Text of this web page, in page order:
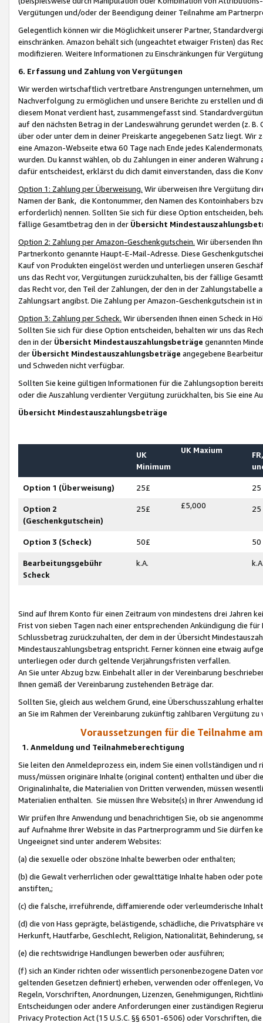
Vergütungen und/oder der Beendigung deiner Teilnahme am
Gelegentlich können wir die Möglichkeit unserer Partner,
einschränken. Amazon behält sich (ungeachtet etwaiger Fristen) das
modifizieren. Weitere Informationen zu Einschränkungen für
6. Erfassung und Zahlung von Vergütungen
Wir werden wirtschaftlich vertretbare Anstrengungen unternehmen,
Nachverfolgung zu ermöglichen und unsere Berichte zu erstellen und
diesem Monat verdient hast, zusammengefasst sind.
auf den nächsten Betrag in der Landeswährung gerundet werden (z.
über oder unter dem in deiner Preiskarte angegebenen Satz liegt.
eine Amazon-Webseite etwa 60 Tage nach Ende jedes
wurden. Du kannst wählen, ob du Zahlungen in einer anderen
dafür entscheidest, erklärst du dich damit einverstanden, dass die
Option 1: Zahlung per Überweisung. Wir überweisen Ihre Vergütung
Namen der Bank, die Kontonummer, den Namen des Kontoinhabers
erforderlich) nennen. Sollten Sie sich für diese Option entscheiden,
fällige Gesamtbetrag den in der Übersicht
Option 2: Zahlung per Amazon-Geschenkgutschein. Wir übersenden
Partnerkonto genannte Haupt-E-Mail-Adresse. Diese
Kauf von Produkten eingelöst werden und unterliegen unseren
uns das Recht vor, Vergütungen zurückzuhalten, bis der fällige
das Recht vor, den Teil der Zahlungen, der den in der
Zahlungsart angibst. Die Zahlung per Amazon-Geschenkgutschein ist
Option 3: Zahlung per Scheck. Wir übersenden Ihnen einen Scheck in
Sollten Sie sich für diese Option entscheiden, behalten wir uns das
den in der Übersicht Mindestauszahlungsbeträge genannten
der Übersicht Mindestauszahlungsbeträge angegebene
und Schweden nicht verfügbar.
Sollten Sie keine gültigen Informationen für die Zahlungsoption
oder die Auszahlung verdienter Vergütung zurückhalten, bis Sie
Übersicht Mindestauszahlungsbeträge
UK
Minimum
UK Maxium
Option 1 (Überweisung) 25£ 25
Option 2
(Geschenkgutschein)
25£ £5,000 25
Option 3 (Scheck) 50£ 50
Bearbeitungsgebühr
Scheck
k.A.
Sind auf Ihrem Konto für einen Zeitraum von mindestens drei Jahren
Frist von sieben Tagen nach einer entsprechenden Ankündigung die
Schlussbetrag zurückzuhalten, der dem in der Übersicht
Mindestauszahlungsbetrag entspricht. Ferner können eine etwaig
unterliegen oder durch geltende Verjährungsfristen verfallen.
An Sie unter Abzug bzw. Einbehalt aller in der Vereinbarung
Ihnen gemäß der Vereinbarung zustehenden Beträge dar.
Sollten Sie, gleich aus welchem Grund, eine Überschusszahlung
an Sie im Rahmen der Vereinbarung zukünftig zahlbaren Vergütung zu
Voraussetzungen für die Teilnahme
1. Anmeldung und Teilnahmeberechtigung
Sie leiten den Anmeldeprozess ein, indem Sie einen vollständigen
muss/müssen originäre Inhalte (original content) enthalten und über
Originalinhalte, die Materialien von Dritten verwenden, müssen
Materialien enthalten. Sie müssen Ihre Website(s) in Ihrer Anwendung
Wir prüfen Ihre Anwendung und benachrichtigen Sie, ob sie
auf Aufnahme Ihrer Website in das Partnerprogramm und Sie dürfen
Ungeeignet sind unter anderem Websites:
(a) die sexuelle oder obszöne Inhalte bewerben oder enthalten;
(b) die Gewalt verherrlichen oder gewalttätige Inhalte haben oder
anstiften,;
(c) die falsche, irreführende, diffamierende oder verleumderische
(d) die von Hass geprägte, belästigende, schädliche, die Privatsphäre
Herkunft, Hautfarbe, Geschlecht, Religion, Nationalität, Behinderung,
(e) die rechtswidrige Handlungen bewerben oder ausführen;
(f) sich an Kinder richten oder wissentlich personenbezogene Daten
geltenden Gesetzen definiert) erheben, verwenden oder offenlegen,
Regeln, Vorschriften, Anordnungen, Lizenzen, Genehmigungen,
Entscheidungen oder andere Anforderungen einer zuständigen
Privacy Protection Act (15 U.S.C. §§ 6501-6506) oder Vorschriften,